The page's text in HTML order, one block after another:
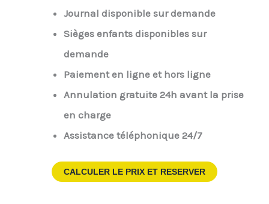
Journal disponible sur demande
Sièges enfants disponibles sur
demande
Paiement en ligne et hors ligne
Annulation gratuite 24h avant la prise
en charge
Assistance téléphonique 24/7
CALCULER LE PRIX ET RESERVER